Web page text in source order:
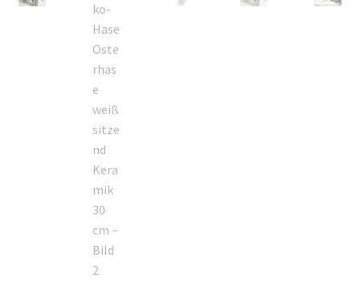
Vertrag widerrufen